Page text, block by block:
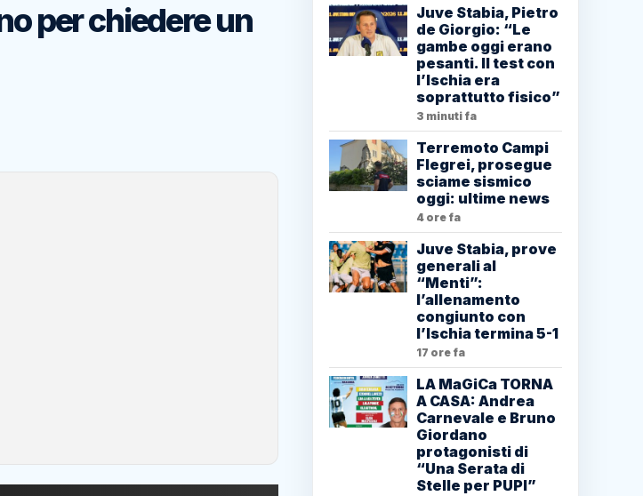
per chiedere un
Juve Stabia, Pietro
de Giorgio: “Le
gambe oggi erano
pesanti. Il test con
l’Ischia era
soprattutto fisico”
3 minuti fa
Terremoto Campi
Flegrei, prosegue
sciame sismico
oggi: ultime news
4 ore fa
Juve Stabia, prove
generali al
“Menti”:
l’allenamento
congiunto con
l’Ischia termina 5-1
17 ore fa
LA MaGiCa TORNA
A CASA: Andrea
Carnevale e Bruno
Giordano
protagonisti di
“Una Serata di
Stelle per PUPI”